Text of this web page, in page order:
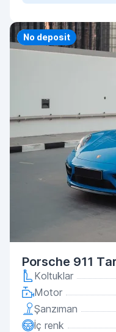
Priority
No deposit
Porsche 911
Koltuklar
Motor
Şanzıman
İç renk